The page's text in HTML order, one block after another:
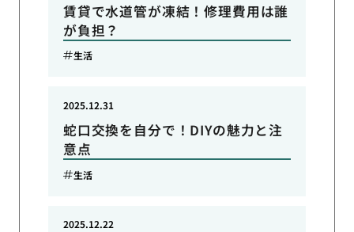
賃貸で水道管が凍結！修理費用は誰
が負担？
生活
蛇口交換を自分で！DIYの魅力と注
意点
2025.12.31
生活
2025.12.22